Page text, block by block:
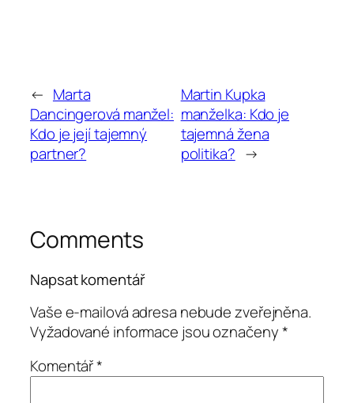
← Marta
Dancingerová manžel:
Kdo je její tajemný
partner?
Martin Kupka
manželka: Kdo je
tajemná žena
politika? →
Comments
Napsat komentář
Vaše e-mailová adresa nebude zveřejněna.
Vyžadované informace jsou označeny*
Komentář*